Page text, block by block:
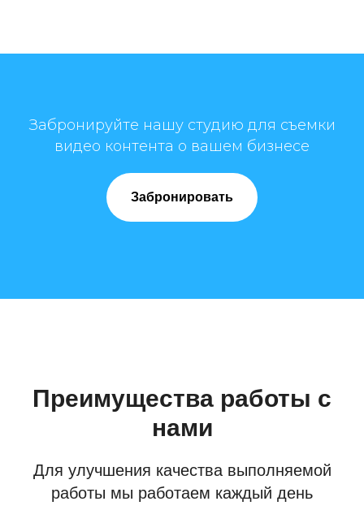
Забронируйте нашу студию для съемки
видео контента о вашем бизнесе
Забронировать
Преимущества работы с
нами
Для улучшения качества выполняемой
работы мы работаем каждый день